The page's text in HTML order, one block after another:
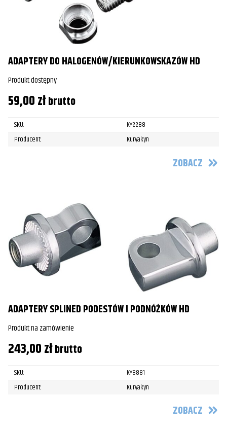
ADAPTERY DO HALOGENÓW/KIERUNKOWSKAZÓW HD
Produkt dostępny
59,00złbrutto
SKU:
KY2288
Producent:
Kuryakyn
ZOBACZ
ADAPTERY SPLINED PODESTÓW I PODNÓŻKÓW HD
Produkt na zamówienie
243,00złbrutto
SKU:
KY8881
Producent:
Kuryakyn
ZOBACZ